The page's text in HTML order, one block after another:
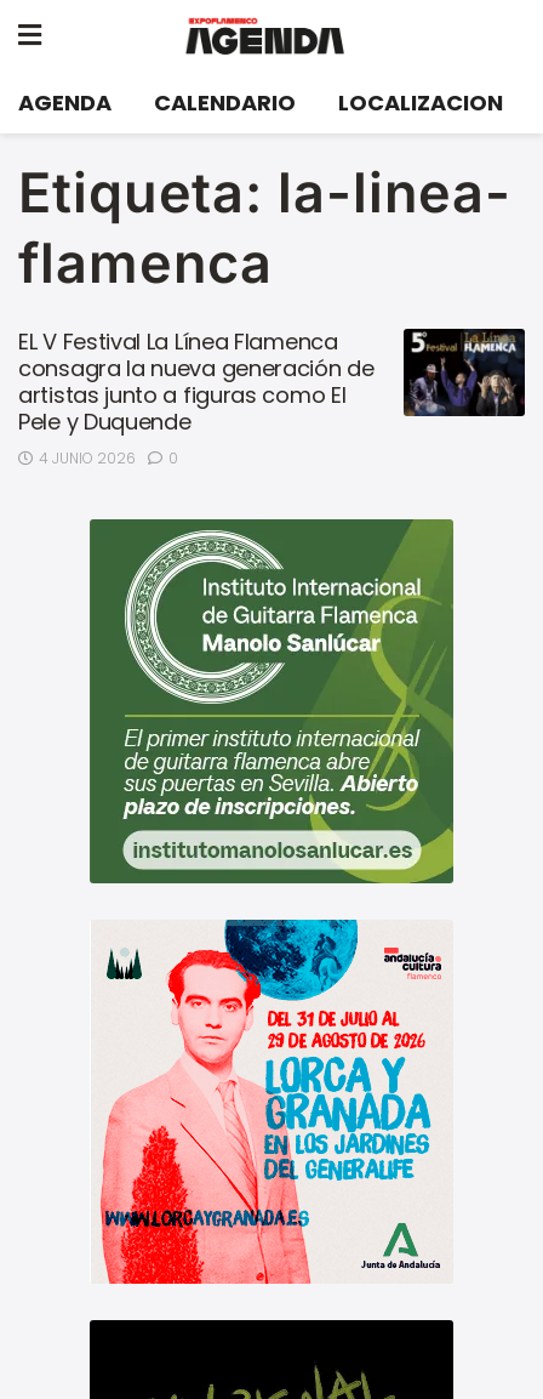
AGENDA CALENDARIO LOCALIZACION
Etiqueta: la-linea-
flamenca
EL V Festival La Línea Flamenca
consagra la nueva generación de
artistas junto a figuras como El
Pele y Duquende
4 JUNIO 2026 0